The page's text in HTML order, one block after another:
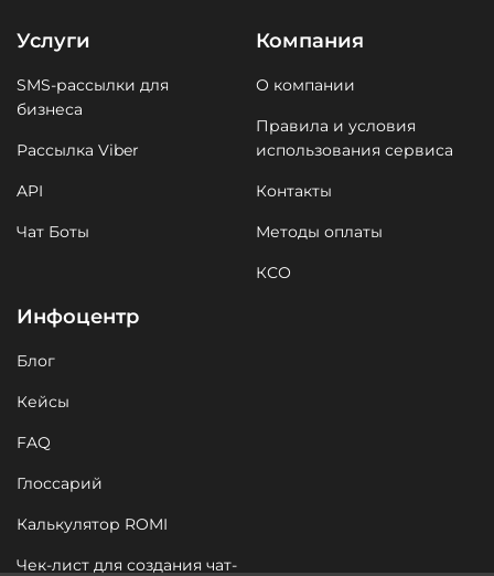
Услуги
SMS-рассылки для
бизнеса
Рассылка Viber
API
Чат Боты
Компания
О компании
Правила и условия
использования сервиса
Контакты
Методы оплаты
КСО
Инфоцентр
Блог
Кейсы
FAQ
Глоссарий
Калькулятор ROMI
Чек-лист для создания чат-